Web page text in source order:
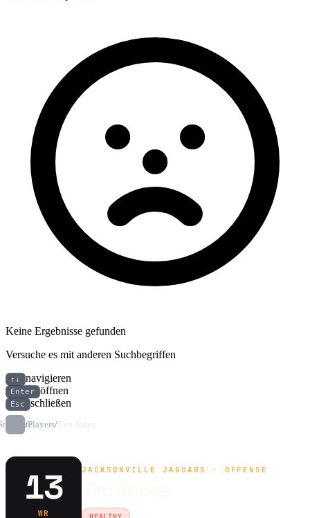
Keine Ergebnisse gefunden
Versuche es mit anderen Suchbegriffen
↑↓ navigieren
Enter öffnen
Esc schließen
/Players/ Tim Jones
13
WR
JACKSONVILLE JAGUARS · OFFENSE
HEALTHY